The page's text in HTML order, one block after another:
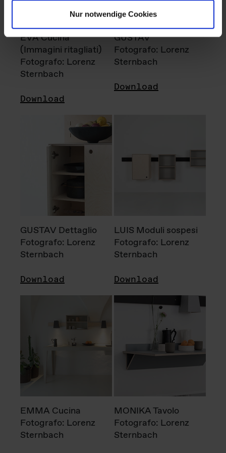
Nur notwendige Cookies
EVA Cucina
(Immagini ritagliati)
Fotografo: Lorenz
Sternbach
Download
GUSTAV
Fotografo: Lorenz
Sternbach
Download
GUSTAV Dettaglio
Fotografo: Lorenz
Sternbach
Download
LUIS Moduli sospesi
Fotografo: Lorenz
Sternbach
Download
EMMA Cucina
Fotografo: Lorenz
Sternbach
MONIKA Tavolo
Fotografo: Lorenz
Sternbach